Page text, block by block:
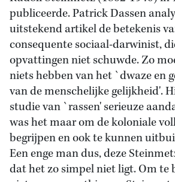
publiceerde. Patrick Dassen
uitstekend artikel de betekenis
consequente sociaal-darwinist,
opvattingen niet schuwde. Zo
niets hebben van het `dwaze en
van de menschelijke gelijkheid'.
studie van `rassen' serieuze
was het maar om de koloniale
begrijpen en ook te kunnen
Een enge man dus, deze
dat het zo simpel niet ligt. Om te